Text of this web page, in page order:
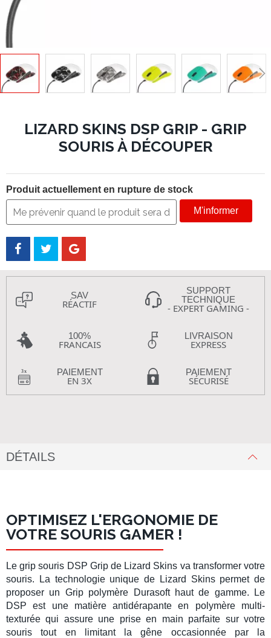
LIZARD SKINS DSP GRIP - GRIP
SOURIS À DÉCOUPER
Produit actuellement en rupture de stock
M'informer
SAV
RÉACTIF
SUPPORT
TECHNIQUE
- EXPERT GAMING -
100%
FRANCAIS
LIVRAISON
EXPRESS
PAIEMENT
EN 3X
PAIEMENT
SÉCURISÉ
DÉTAILS
OPTIMISEZ L'ERGONOMIE DE
VOTRE SOURIS GAMER !
Legrip souris DSP Gripde Lizard Skins va transformer votre
souris. La technologie unique de
Lizard Skins permet de
proposer un Grip polymère Durasoft haut de gamme. Le
DSP est une matière antidérapante en polymère multi-
texturée qui assure une prise en main parfaite sur votre
souris tout en limitant
la gêne occasionnée par la